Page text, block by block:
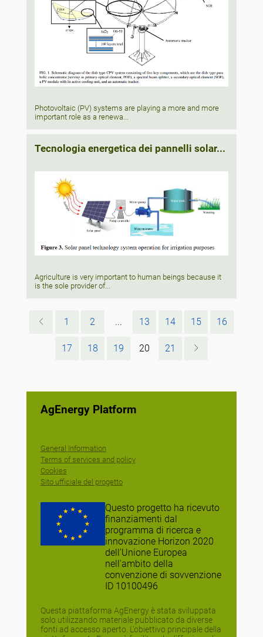
Photovoltaic (PV) systems are playing a more and more
important role as a renewa...
Tecnologia energetica dei pannelli solar...
Agriculture is very important to human beings because it
is the sole provider of...
1 2 ... 13 14 15 16
17 18 19 20 21
AgEnergy Platform
General Information
Terms of services and policy
Cookies
Sito ufficiale del progetto
Questo progetto ha ricevuto
finanziamenti dal
programma di ricerca e
innovazione Horizon 2020
dell'Unione Europea
nell'ambito della
convenzione di sovvenzione
ID 10100496
Questa piattaforma AgEnergy è stata sviluppata
solo utilizzando materiale pubblicato da diverse
fonti ad accesso aperto. L'obiettivo principale della